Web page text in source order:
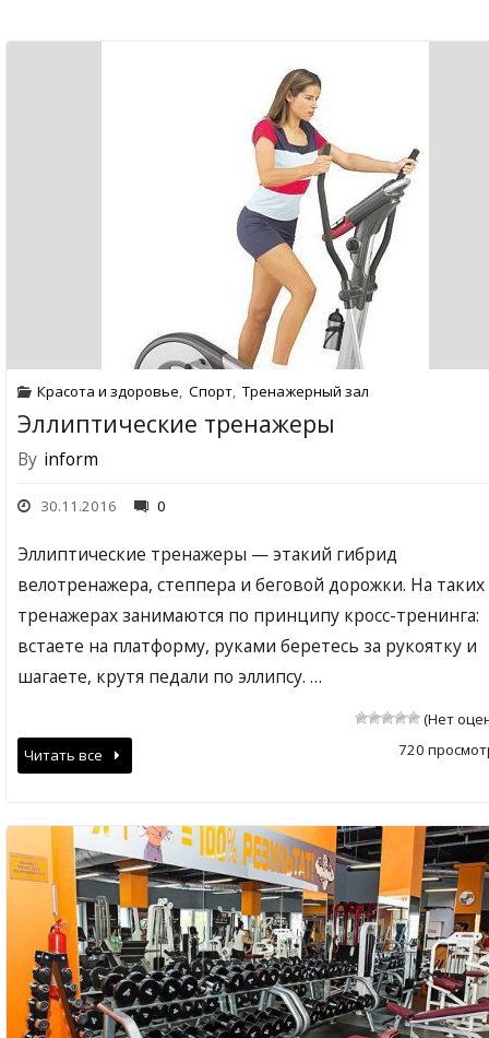
Красота и здоровье Спорт, Тренажерный зал
Эллиптические тренажеры
By inform
30.11.2016 0
Эллиптические тренажеры — этакий гибрид
велотренажера, степпера и беговой дорожки. На таких
тренажерах занимаются по принципу кросс-тренинга:
встаете на платформу, руками беретесь за рукоятку и
шагаете, крутя педали по эллипсу. …
(Нет
720
Читать все